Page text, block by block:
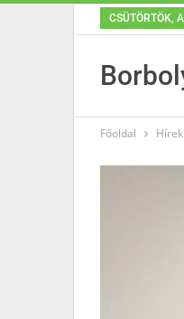
CSÜTÖRTÖK,
Főoldal Hírek